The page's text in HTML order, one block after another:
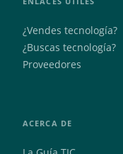
¿Vendes tecnología?
¿Buscas tecnología?
Proveedores
ACERCA DE